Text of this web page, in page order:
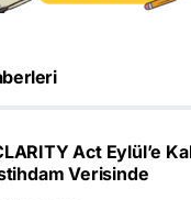
Act Eylül’e
Verisinde